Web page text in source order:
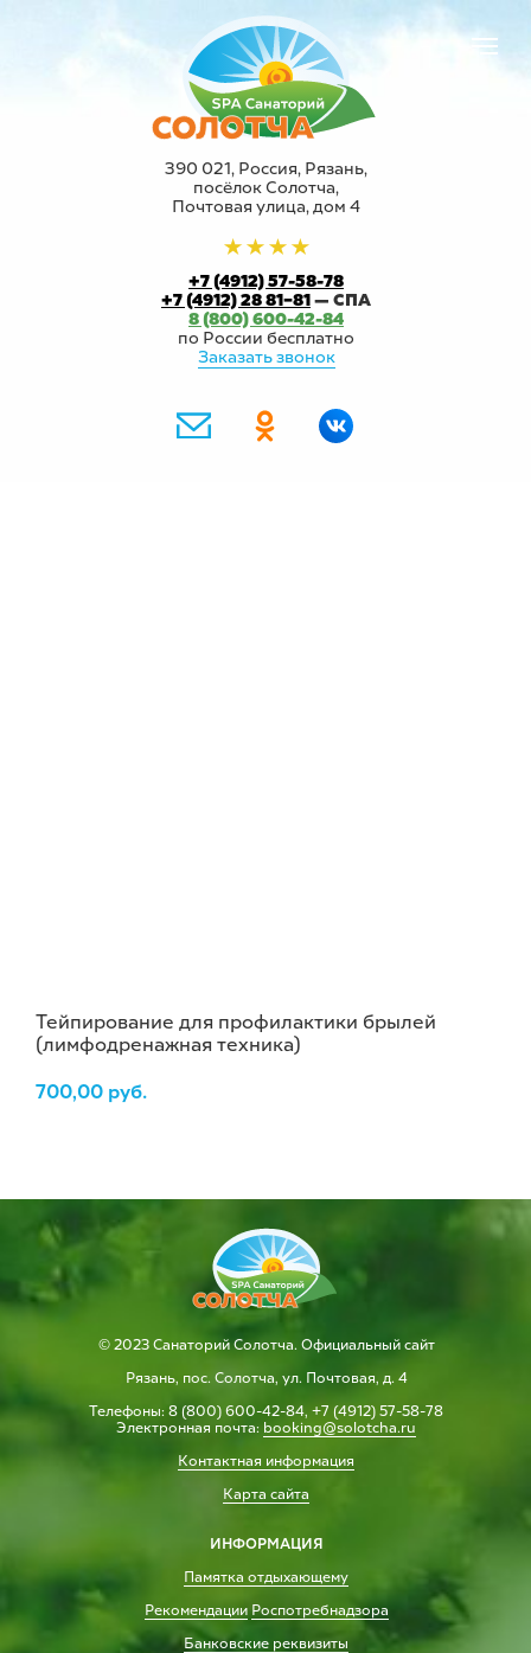
390 021, Россия, Рязань,
посёлок Солотча,
Почтовая улица, дом 4
+7 (4912) 57-58-78
+7 (4912) 28 81−81— СПА
8 (800) 600-42-84
по России бесплатно
Заказать звонок
Тейпирование для профилактики брылей
(лимфодренажная техника)
700,00 руб.
© 2023 Санаторий Солотча. Официальный сайт
Рязань, пос. Солотча, ул. Почтовая, д. 4
Телефоны: 8 (800) 600-42-84, +7 (4912) 57-58-78
Электронная почта: booking@solotcha.ru
Контактная информация
Карта сайта
ИНФОРМАЦИЯ
Памятка отдыхающему
Рекомендации Роспотребнадзора
Банковские реквизиты